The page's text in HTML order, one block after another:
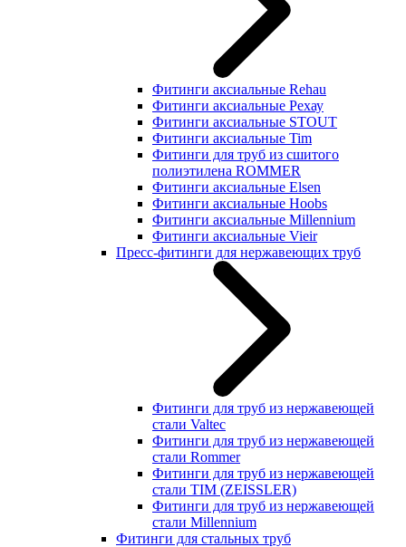
Фитинги аксиальные Rehau
Фитинги аксиальные Рехау
Фитинги аксиальные STOUT
Фитинги аксиальные Tim
Фитинги для труб из сшитого
полиэтилена ROMMER
Фитинги аксиальные Elsen
Фитинги аксиальные Hoobs
Фитинги аксиальные Millennium
Фитинги аксиальные Vieir
Пресс-фитинги для нержавеющих труб
Фитинги для труб из нержавеющей
стали Valtec
Фитинги для труб из нержавеющей
стали Rommer
Фитинги для труб из нержавеющей
стали TIM (ZEISSLER)
Фитинги для труб из нержавеющей
стали Millennium
Фитинги для стальных труб